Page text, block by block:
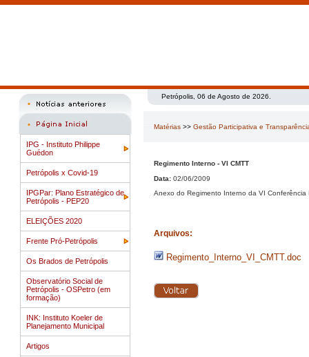
IPG - Instituto Philippe
Guédon
Petrópolis x Covid-19
IPGPar: Plano Estratégico de
Petrópolis - PEP20
ELEIÇÕES 2020
Frente Pró-Petrópolis
Os Brados de Petrópolis
Observatório Social de
Petrópolis - OSPetro (em
formação)
INK: Instituto Koeler de
Planejamento Municipal
Artigos
Petrópolis, 06 de Agosto de 2026.
Matérias >> Gestão Participativa e
Regimento Interno - VI CMTT
Data: 02/06/2009
Anexo do Regimento Interno da VI
Arquivos:
Regimento_Interno_VI_CMTT.doc